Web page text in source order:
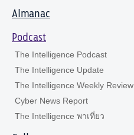
Almanac
Podcast
The Intelligence Podcast
The Intelligence Update
The Intelligence Weekly Review
Cyber News Report
The Intelligence พาเที่ยว